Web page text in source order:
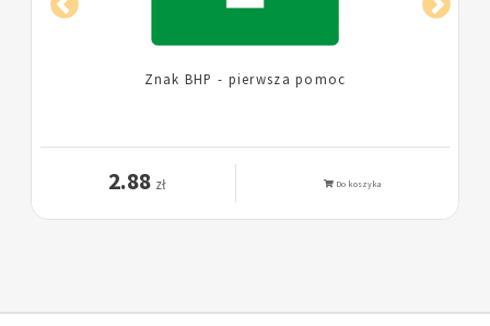
Znak BHP - pierwsza pomoc
2.88 zł Do koszyka